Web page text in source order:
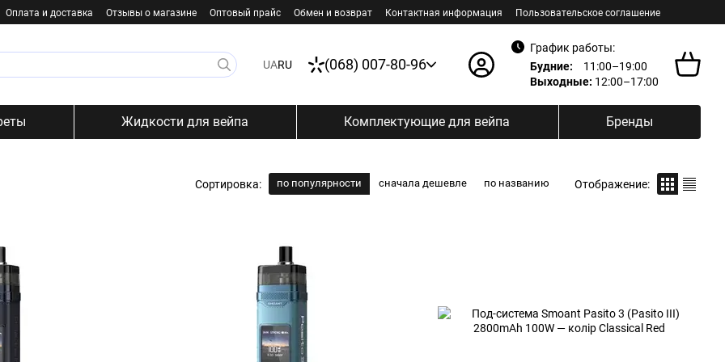
Оплата и доставка Отзывы о магазине Оптовый прайс Обмен и возврат Контактная информация Пользовательское соглашение
UARU (068) 007-80-96
График работы:
Будние:
11:00–19:00
Выходные: 12:00–17:00
Жидкости для вейпа Комплектующие для вейпа Бренды
Сортировка: по популярности сначала дешевле по названию Отображение: